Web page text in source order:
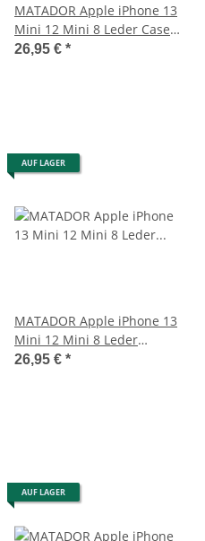
MATADOR Apple iPhone 13
Mini 12 Mini 8 Leder Case
Hülle Schwarz
26,95 € *
AUF LAGER
MATADOR Apple iPhone 13
Mini 12 Mini 8 Leder
Gürteltasche Clip Braun
26,95 € *
AUF LAGER